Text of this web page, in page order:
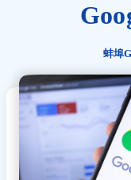
蚌埠